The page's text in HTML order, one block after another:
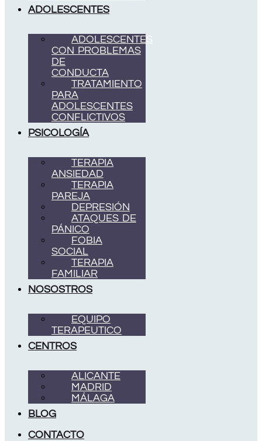
ADOLESCENTES
ADOLESCENTES
CON PROBLEMAS
DE
CONDUCTA
TRATAMIENTO
PARA
ADOLESCENTES
CONFLICTIVOS
PSICOLOGÍA
TERAPIA
ANSIEDAD
TERAPIA
PAREJA
DEPRESIÓN
ATAQUES DE
PÁNICO
FOBIA
SOCIAL
TERAPIA
FAMILIAR
NOSOSTROS
EQUIPO
TERAPEUTICO
CENTROS
ALICANTE
MADRID
MÁLAGA
BLOG
CONTACTO